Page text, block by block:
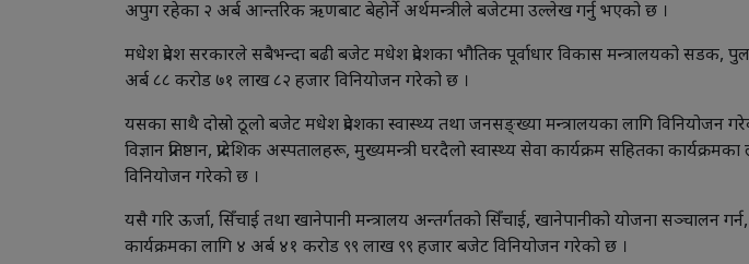
अपुग रहेका २ अर्ब आन्तरिक ऋणबाट बेहोर्ने अर्थमन्त्रीले बजेटमा उल्लेख गर्नु भएको छ ।
मधेश प्रदेश सरकारले सबैभन्दा बढी बजेट मधेश प्रदेशका भौतिक पूर्वाधार विकास मन्त्रालयको सडक,
अर्ब ८८ करोड ७१ लाख ८२ हजार विनियोजन गरेको छ ।
यसका साथै दोस्रो ठूलो बजेट मधेश प्रदेशका स्वास्थ्य तथा जनसङ्ख्या मन्त्रालयका लागि विनियोजन
विज्ञान प्रतिष्ठान, प्रादेशिक अस्पतालहरू, मुख्यमन्त्री घरदैलो स्वास्थ्य सेवा कार्यक्रम सहितका
विनियोजन गरेको छ ।
यसै गरि ऊर्जा, सिँचाई तथा खानेपानी मन्त्रालय अन्तर्गतको सिँचाई, खानेपानीको योजना सञ्चालन
कार्यक्रमका लागि ४ अर्ब ४१ करोड ९९ लाख ९९ हजार बजेट विनियोजन गरेको छ ।